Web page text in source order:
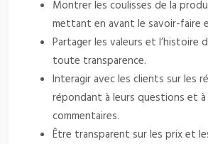
Montrer les coulisses de la
mettant en avant le savoir-faire
Partager les valeurs et l’histoire
toute transparence.
Interagir avec les clients sur les
répondant à leurs questions et à
commentaires.
Être transparent sur les prix et